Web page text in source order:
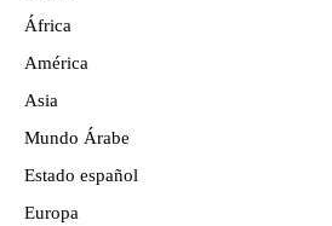
África
América
Asia
Mundo Árabe
Estado español
Europa